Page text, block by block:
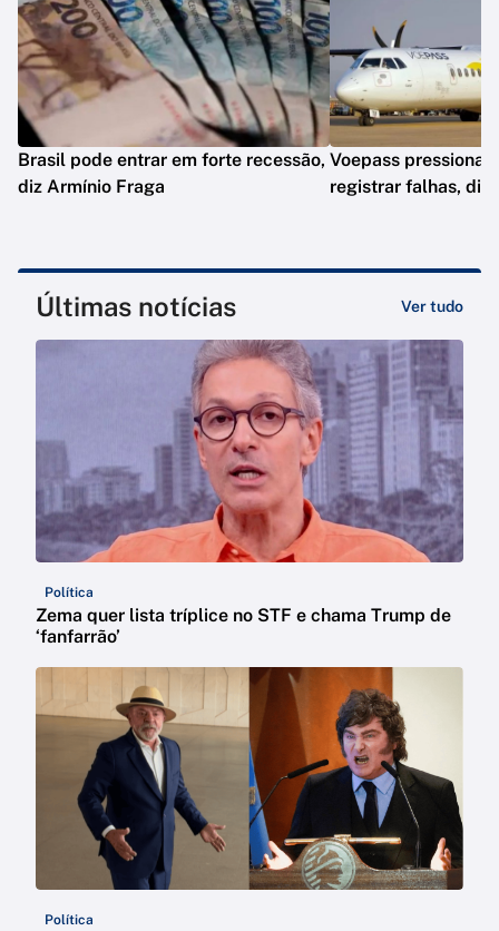
Brasil pode entrar em forte recessão,
diz Armínio Fraga
Voepass
registrar falhas, diz
Últimas notícias Ver tudo
Política
Zema quer lista tríplice no STF e chama Trump de
‘fanfarrão’
Política